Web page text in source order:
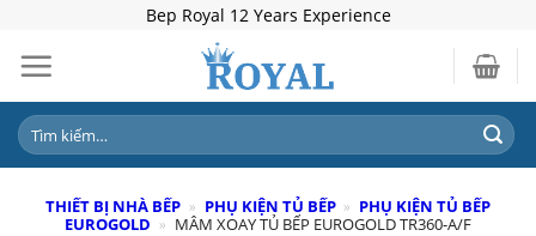
content
Bep Royal 12 Years Experience
Tìm
kiếm:
THIẾT BỊ NHÀ BẾP » PHỤ KIỆN TỦ BẾP » PHỤ KIỆN TỦ BẾP
EUROGOLD » MÂM XOAY TỦ BẾP EUROGOLD TR360-A/F